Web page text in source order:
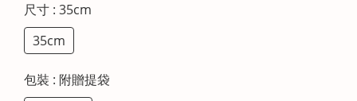
尺寸 : 35cm
35cm
包裝 : 附贈提袋